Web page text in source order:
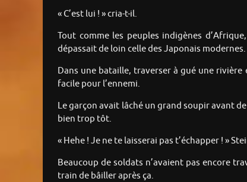
« C’est lui ! » cria-t-il.
Tout comme les peuples indigènes
dépassait de loin celle des Japonais
Dans une bataille, traverser à gué une
facile pour l’ennemi.
Le garçon avait lâché un grand soupir avant
bien trop tôt.
« Hehe ! Je ne te laisserai pas t’échapper ! »
Beaucoup de soldats n’avaient pas encore
train de bâiller après ça.